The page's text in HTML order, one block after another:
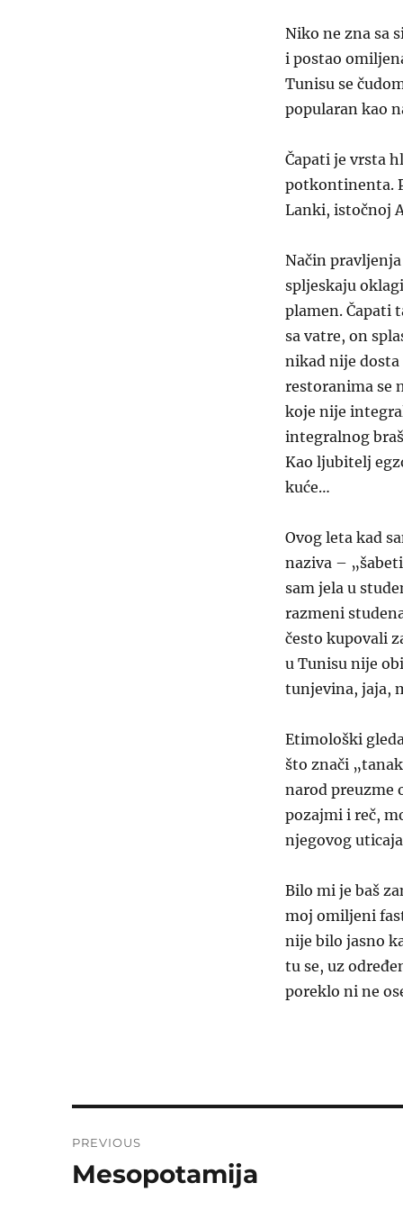
Niko ne zna sa
i postao
Tunisu se
popularan kao
Čapati je vrsta
potkontinenta.
Lanki, istočnoj
Način
spljeskaju
plamen. Čapati
sa vatre, on
nikad nije
restoranima se
koje nije
integralnog
Kao ljubitelj
kuće…
Ovog leta kad
naziva –
sam jela u
razmeni
često kupovali
u Tunisu nije
tunjevina, jaja,
Etimološki
što znači
narod preuzme
pozajmi i reč,
njegovog
Bilo mi je baš
moj omiljeni
nije bilo jasno
tu se, uz
poreklo ni ne
navigation
PREVIOUS
Previous
Mesopotamija